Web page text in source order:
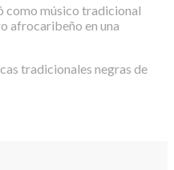
como músico tradicional
afrocaribeño en una
tradicionales negras de